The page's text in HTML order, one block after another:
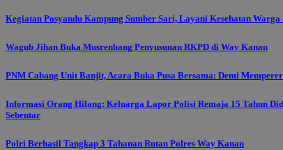
Kegiatan Posyandu Kampung Sumber Sari, Layani Kesehatan
Wagub Jihan Buka Musrenbang Penyusunan RKPD di Way Kanan
PNM Cabang Unit Banjit, Acara Buka Pusa Bersama: Demi
Informasi Orang Hilang: Keluarga Lapor Polisi Remaja 15 Tahun
Sebentar
Polri Berhasil Tangkap 3 Tahanan Rutan Polres Way Kanan